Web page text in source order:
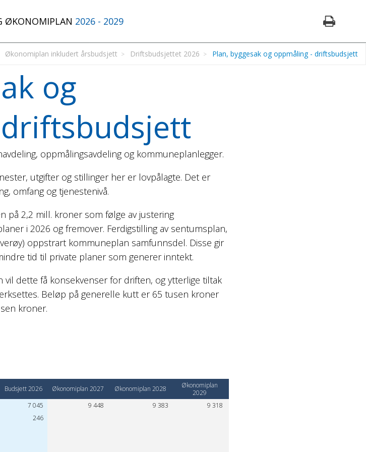
ØKONOMIPLAN 2026 - 2029
Økonomiplan inkludert årsbudsjett Driftsbudsjettet 2026 Plan, byggesak og oppmåling - driftsbudsjett
og
oppmålingsavdeling og kommuneplanlegger.
utgifter og stillinger her er lovpålagte. Det er
omfang og tjenestenivå.
på 2,2 mill. kroner som følge av justering
i 2026 og fremover. Ferdigstilling av sentumsplan,
oppstrart kommuneplan samfunnsdel. Disse gir
tid til private planer som generer inntekt.
vil dette få konsekvenser for driften, og ytterlige tiltak
Beløp på generelle kutt er 65 tusen kroner
kroner.
Budsjett 2026 Økonomiplan 2027 Økonomiplan 2028
Økonomiplan
2029
7 045 9 448 9 383
9 318
246